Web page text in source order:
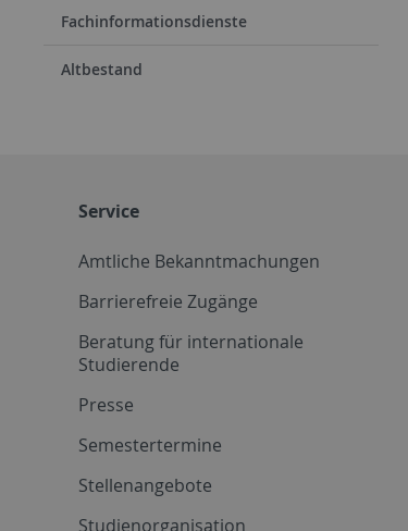
Fachinformationsdienste
Altbestand
Service
Amtliche Bekanntmachungen
Barrierefreie Zugänge
Beratung für internationale
Studierende
Presse
Semestertermine
Stellenangebote
Studienorganisation